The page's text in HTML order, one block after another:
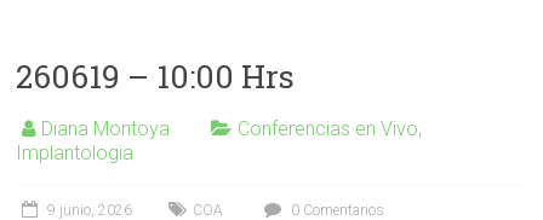
260619 – 10:00 Hrs
Diana Montoya Conferencias en Vivo,
Implantologia
9 junio, 2026 COA 0 Comentarios